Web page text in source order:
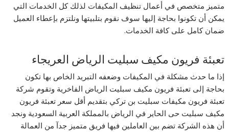
متميز متخصص في أعمال تنظيف المكيفات لذلك كل الخدمات التي
يمكن أن تكونوا بحاجة إليها سوف نقوم بتلبيتها ونلتزم بإعطاء العميل
ضمان كامل على كافة الخدمات.
تعبئة فريون مكيف سبليت الرياض العريجاء
إذا ما حدث مشكلة في المكيفات وضعفه التبريد الخاص بها تكون
بحاجة إلى تعبئة فريون مكيف سبليت الرياض الفاخرية وتقوم شركة
تعبئة فريون مكيفات سبليت بن تركي بتقديم أقل سعر تعبئة فريون
مكيف سبليت حى الحاير في الرياض بالمملكة العربية السعودية ونجد
أن هذه الشركة تضم بين العاملين فيها فريق متميز جدآ من العمالة